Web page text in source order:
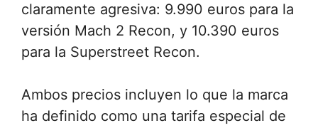
claramente agresiva: 9.990 euros para la
versión Mach 2 Recon, y 10.390 euros
para la Superstreet Recon.
Ambos precios incluyen lo que la marca
ha definido como una tarifa especial de